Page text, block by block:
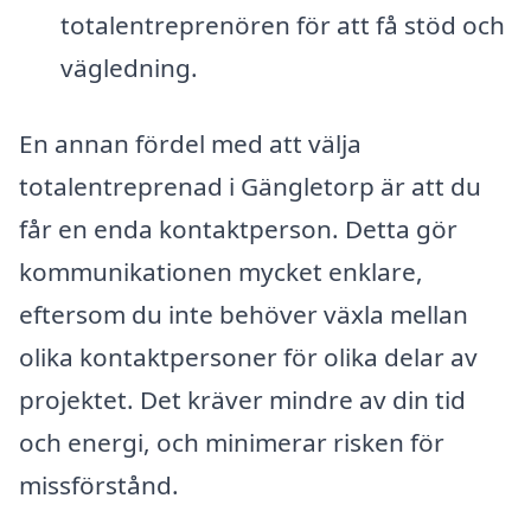
totalentreprenören för att få stöd och
vägledning.
En annan fördel med att välja
totalentreprenad i Gängletorp är att du
får en enda kontaktperson. Detta gör
kommunikationen mycket enklare,
eftersom du inte behöver växla mellan
olika kontaktpersoner för olika delar av
projektet. Det kräver mindre av din tid
och energi, och minimerar risken för
missförstånd.